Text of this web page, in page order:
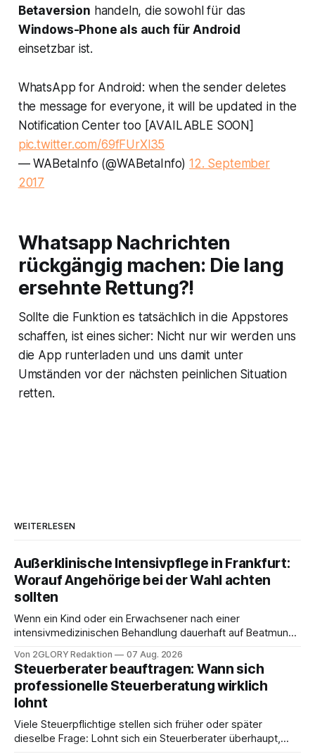
Betaversion handeln, die sowohl für das
Windows-Phone als auch für Android
einsetzbar ist.
WhatsApp for Android: when the sender deletes
the message for everyone, it will be updated in the
Notification Center too [AVAILABLE SOON]
pic.twitter.com/69fFUrXl35
— WABetaInfo (@WABetaInfo)12. September
2017
Whatsapp Nachrichten
rückgängig machen: Die lang
ersehnte Rettung?!
Sollte die Funktion es tatsächlich in die Appstores
schaffen, ist eines sicher: Nicht nur wir werden uns
die App runterladen und uns damit unter
Umständen vor der nächsten peinlichen Situation
retten.
WEITERLESEN
Außerklinische Intensivpflege in Frankfurt:
Worauf Angehörige bei der Wahl achten
sollten
Wenn ein Kind oder ein Erwachsener nach einer
intensivmedizinischen Behandlung dauerhaft auf Beatmung
angewiesen ist, stellt sich für Familien eine schwierige
Frage: Muss die Versorgung dauerhaft in der Klinik bleiben –
oder ist ein Leben zu Hause möglich? Die außerklinische
Intensivpflege bietet genau diese Alternative: Sie
Von 2GLORY Redaktion 07 Aug. 2026
Steuerberater beauftragen: Wann sich
professionelle Steuerberatung wirklich
lohnt
Viele Steuerpflichtige stellen sich früher oder später
dieselbe Frage: Lohnt sich ein Steuerberater überhaupt,